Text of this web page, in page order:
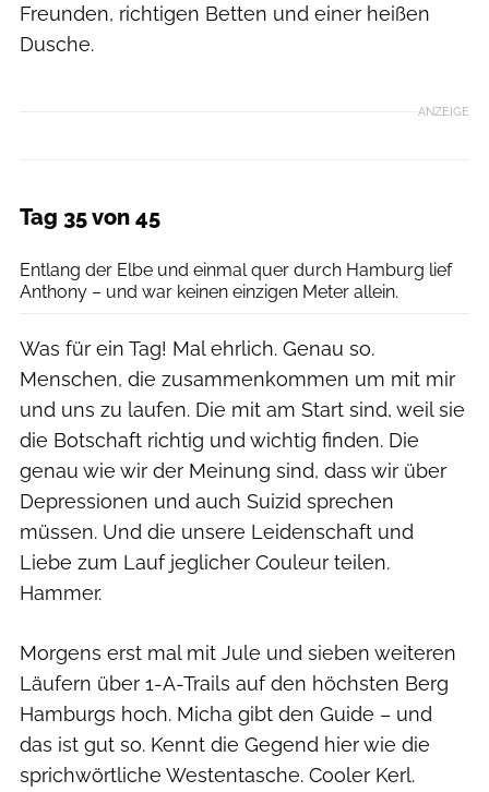
Freunden, richtigen Betten und einer heißen
Dusche.
ANZEIGE
Tag 35 von 45
Entlang der Elbe und einmal quer durch Hamburg lief
Anthony – und war keinen einzigen Meter allein.
Was für ein Tag! Mal ehrlich. Genau so.
Menschen, die zusammenkommen um mit mir
und uns zu laufen. Die mit am Start sind, weil sie
die Botschaft richtig und wichtig finden. Die
genau wie wir der Meinung sind, dass wir über
Depressionen und auch Suizid sprechen
müssen. Und die unsere Leidenschaft und
Liebe zum Lauf jeglicher Couleur teilen.
Hammer.
Morgens erst mal mit Jule und sieben weiteren
Läufern über 1-A-Trails auf den höchsten Berg
Hamburgs hoch. Micha gibt den Guide – und
das ist gut so. Kennt die Gegend hier wie die
sprichwörtliche Westentasche. Cooler Kerl.